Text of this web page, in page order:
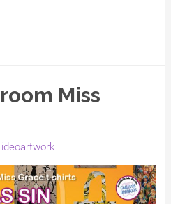
Miss
ideoartwork